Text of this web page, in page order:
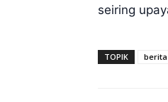
seiring
TOPIK